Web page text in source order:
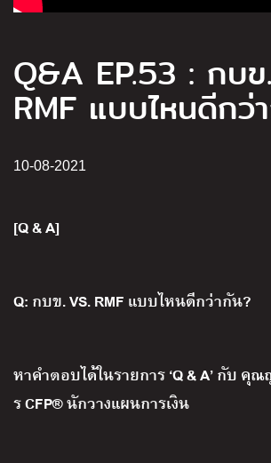
Q&A EP.53 : กบข
RMF แบบไหนดีกว่
10-08-2021
[Q & A]
Q: กบข. VS. RMF แบบไหนดีกว่ากัน?
หาคำตอบได้ในรายการ ‘Q & A’ กับ คุ
ร CFP® นักวางแผนการเงิน